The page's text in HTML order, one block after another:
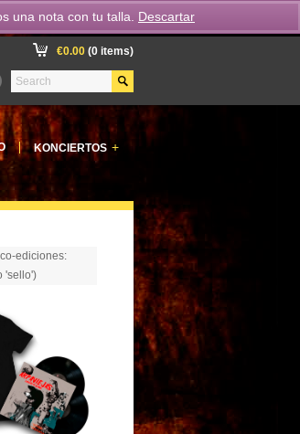
€0.00 (0 items)
KONCIERTOS +
ediciones:
'sello')
una nota con tu talla. Descartar